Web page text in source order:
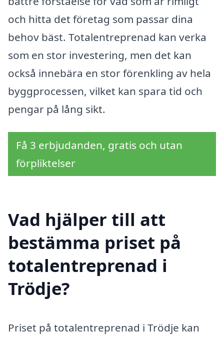
och hitta det företag som passar dina
behov bäst. Totalentreprenad kan verka
som en stor investering, men det kan
också innebära en stor förenkling av hela
byggprocessen, vilket kan spara tid och
pengar på lång sikt.
Få 3 erbjudanden, gratis och utan
förpliktelser
Vad hjälper till att
bestämma priset på
totalentreprenad i
Trödje?
Priset på totalentreprenad i Trödje kan